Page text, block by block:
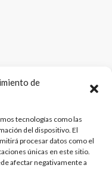
de
tecnologías como las
del dispositivo. El
procesar datos como el
únicas en este sitio.
afectar negativamente a